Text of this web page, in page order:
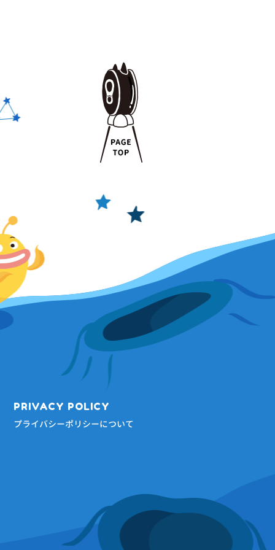
PRIVACY POLICY
プライバシーポリシーについて